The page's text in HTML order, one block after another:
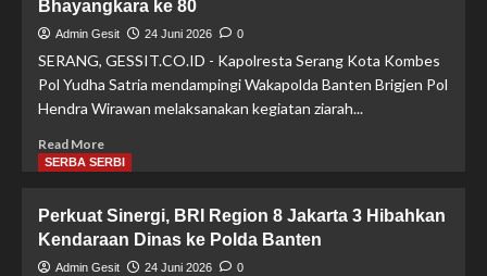
Pengiriman
Dibekuk,
Amankan
Ribuan
Pil
Bhayangkara ke 80
Admin Gesit 24 Juni 2026 0
SERANG, GESSIT.CO.ID - Kapolresta Serang Kota Kombes
Pol Yudha Satria mendampingi Wakapolda Banten Brigjen Pol
Hendra Wirawan melaksanakan kegiatan ziarah...
Read MoreRead
more
Wakapolda,
Kapolresta
Serang
SERBA SERBI
Perkuat Sinergi, BRI Region 8 Jakarta 3 Hibahkan
Kendaraan Dinas ke Polda Banten
Admin Gesit 24 Juni 2026 0